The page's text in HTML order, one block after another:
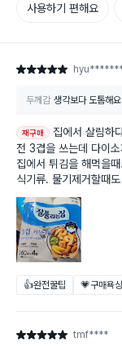
사용하기 편해요
별점 5점
두께감 생각보다 도톰해요
재구매
집에서 살림하
전 3겹을 쓰는데 다이
집에서 튀김을 해먹을
식기류. 물기제거할때
👍완전꿀팁 💗구매욕
별점 5점 tmf****